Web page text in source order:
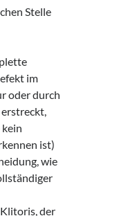
Stelle
im
oder durch
erstreckt,
ist)
wie
der